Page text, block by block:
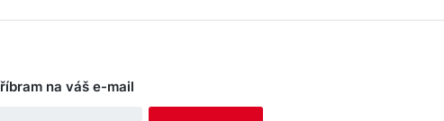
na váš e-mail